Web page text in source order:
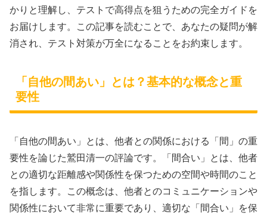
かりと理解し、テストで高得点を狙うための完全ガイドを
お届けします。この記事を読むことで、あなたの疑問が解
消され、テスト対策が万全になることをお約束します。
「自他の間あい」とは？基本的な概念と重
要性
「自他の間あい」とは、他者との関係における「間」の重
要性を論じた鷲田清一の評論です。「間合い」とは、他者
との適切な距離感や関係性を保つための空間や時間のこと
を指します。この概念は、他者とのコミュニケーションや
関係性において非常に重要であり、適切な「間合い」を保